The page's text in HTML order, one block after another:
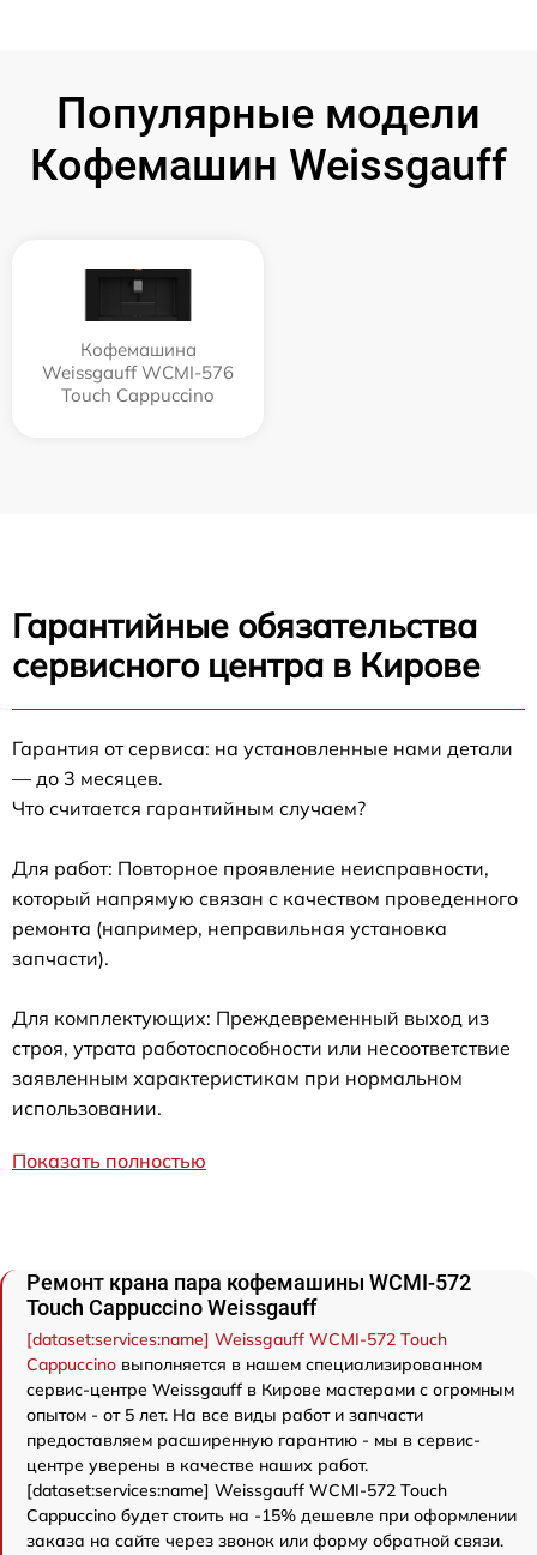
Популярные модели
Кофемашин Weissgauff
Кофемашина
Weissgauff WCMI-576
Touch Cappuccino
Гарантийные обязательства
сервисного центра в Кирове
Гарантия от сервиса: на установленные нами детали
— до 3 месяцев.
Что считается гарантийным случаем?
Для работ: Повторное проявление неисправности,
который напрямую связан с качеством проведенного
ремонта (например, неправильная установка
запчасти).
Для комплектующих: Преждевременный выход из
строя, утрата работоспособности или несоответствие
заявленным характеристикам при нормальном
использовании.
Показать полностью
Ремонт крана пара кофемашины WCMI-572
Touch Cappuccino Weissgauff
[dataset:services:name] Weissgauff WCMI-572 Touch
Cappuccino выполняется в нашем специализированном
сервис-центре Weissgauff в Кирове мастерами с огромным
опытом - от 5 лет. На все виды работ и запчасти
предоставляем расширенную гарантию - мы в сервис-
центре уверены в качестве наших работ.
[dataset:services:name] Weissgauff WCMI-572 Touch
Cappuccino будет стоить на -15% дешевле при оформлении
заказа на сайте через звонок или форму обратной связи.